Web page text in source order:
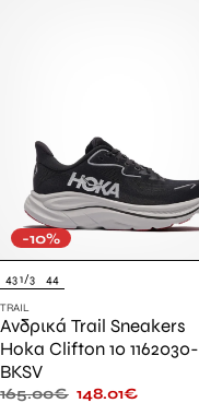
-10%
43 1/3 44
TRAIL
Ανδρικά Trail Sneakers
Hoka Clifton 10 1162030-
BKSV
165.00€ 148.01€